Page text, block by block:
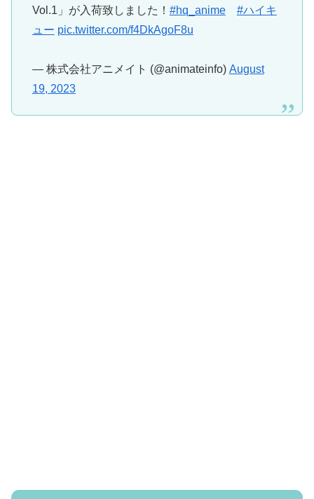
Vol.1」が入荷致しました！ #hq_anime
#ハイキ
ュー pic.twitter.com/f4DkAgoF8u
— 株式会社アニメイト (@animateinfo) August
19, 2023